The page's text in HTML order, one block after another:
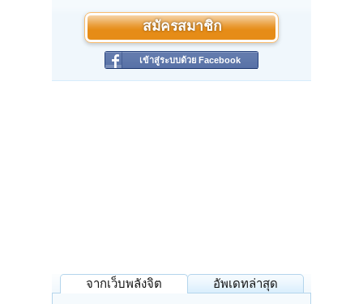
สมัครสมาชิก
เข้าสู่ระบบด้วย Facebook
จากเว็บพลังจิต อัพเดทล่าสุด